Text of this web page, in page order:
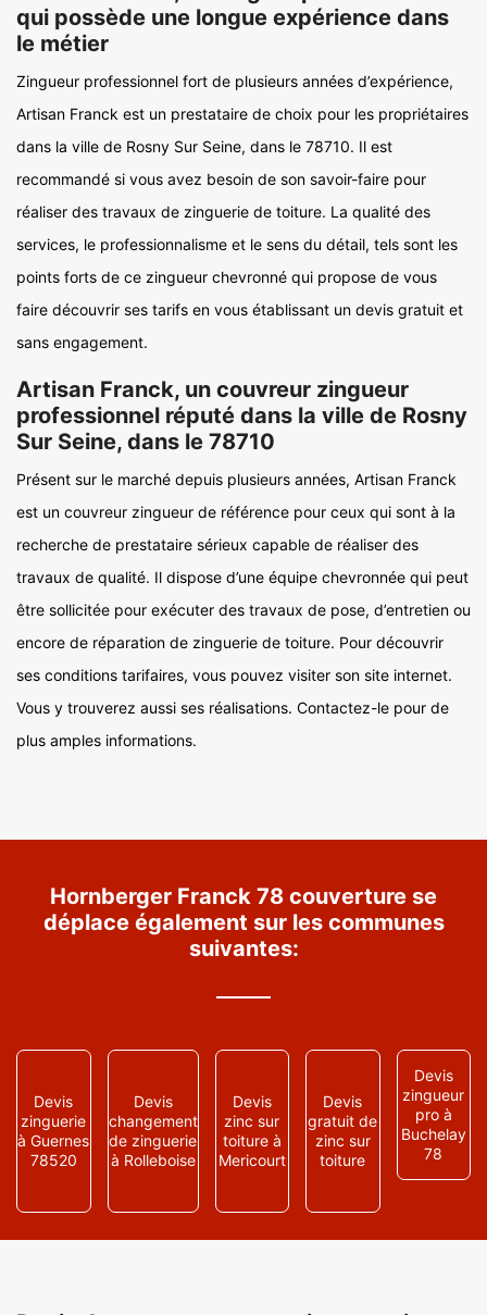
qui possède une longue expérience dans
le métier
Zingueur professionnel fort de plusieurs années d’expérience,
Artisan Franck est un prestataire de choix pour les propriétaires
dans la ville de Rosny Sur Seine, dans le 78710. Il est
recommandé si vous avez besoin de son savoir-faire pour
réaliser des travaux de zinguerie de toiture. La qualité des
services, le professionnalisme et le sens du détail, tels sont les
points forts de ce zingueur chevronné qui propose de vous
faire découvrir ses tarifs en vous établissant un devis gratuit et
sans engagement.
Artisan Franck, un couvreur zingueur
professionnel réputé dans la ville de Rosny
Sur Seine, dans le 78710
Présent sur le marché depuis plusieurs années, Artisan Franck
est un couvreur zingueur de référence pour ceux qui sont à la
recherche de prestataire sérieux capable de réaliser des
travaux de qualité. Il dispose d’une équipe chevronnée qui peut
être sollicitée pour exécuter des travaux de pose, d’entretien ou
encore de réparation de zinguerie de toiture. Pour découvrir
ses conditions tarifaires, vous pouvez visiter son site internet.
Vous y trouverez aussi ses réalisations. Contactez-le pour de
plus amples informations.
Hornberger Franck 78 couverture se
déplace également sur les communes
suivantes:
Devis
zinguerie
à Guernes
78520
Devis
changement
de zinguerie
à Rolleboise
Devis
zinc sur
toiture à
Mericourt
Devis
gratuit de
zinc sur
toiture
Devis
zingueur
pro à
Buchelay
78